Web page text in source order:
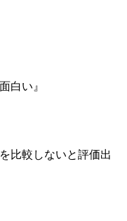
白い』
比較しないと評価出